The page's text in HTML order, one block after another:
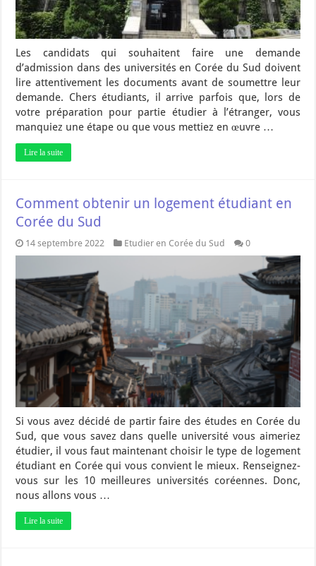
Les candidats qui souhaitent faire une demande
d’admission dans des universités en Corée du Sud doivent
lire attentivement les documents avant de soumettre leur
demande. Chers étudiants, il arrive parfois que, lors de
votre préparation pour partie étudier à l’étranger, vous
manquiez une étape ou que vous mettiez en œuvre …
Lire la suite
Comment obtenir un logement étudiant en
Corée du Sud
14 septembre 2022 Etudier en Corée du Sud 0
Si vous avez décidé de partir faire des études en Corée du
Sud, que vous savez dans quelle université vous aimeriez
étudier, il vous faut maintenant choisir le type de logement
étudiant en Corée qui vous convient le mieux. Renseignez-
vous sur les 10 meilleures universités coréennes. Donc,
nous allons vous …
Lire la suite